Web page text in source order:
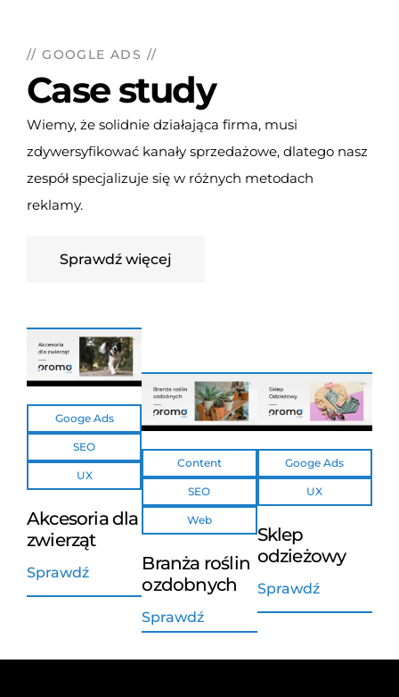
// GOOGLE ADS //
Case study
Wiemy, że solidnie działająca firma, musi
zdywersyfikować kanały sprzedażowe, dlatego nasz
zespół specjalizuje się w różnych metodach
reklamy.
Sprawdź więcej
Googe Ads
SEO
UX
Akcesoria dla
zwierząt
Sprawdź
Content
SEO
Web
Branża roślin
ozdobnych
Sprawdź
Googe Ads
UX
Sklep
odzieżowy
Sprawdź